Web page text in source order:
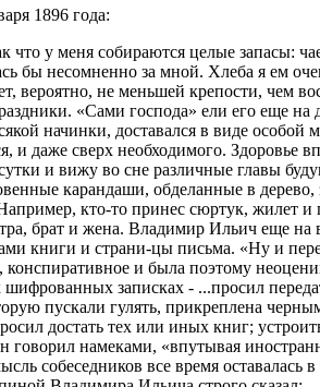
1896 года:
что у меня собираются целые запасы:
несомненно за мной. Хлеба я ем
вероятно, не меньшей крепости,
«Сами господа» ели его еще на
начинки, доставался в виде особой
даже сверх необходимого. Здоровье
и вижу во сне различные главы
карандаши, обделанные в дерево,
кто-то принес сюртук, жилет
брат и жена. Владимир Ильич еще
книги и страни-цы письма. «Ну и
и была поэтому
записках - ...просил
пускали гулять, прикреплена
достать тех или иных книг;
намеками, «впутывая
собеседников все время